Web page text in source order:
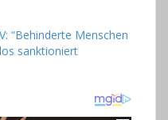
“Behinderte Menschen
sanktioniert